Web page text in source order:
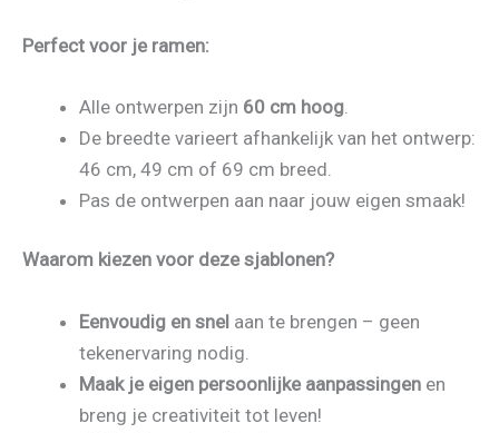
Perfect voor je ramen:
Alle ontwerpen zijn 60 cm hoog
De breedte varieert afhankelijk van het ontwerp:
46 cm, 49 cm of 69 cm breed.
Pas de ontwerpen aan naar jouw eigen smaak!
Waarom kiezen voor deze sjablonen?
Eenvoudig en snel aan te brengen – geen
tekenervaring nodig.
Maak je eigen persoonlijke aanpassingen en
breng je creativiteit tot leven!